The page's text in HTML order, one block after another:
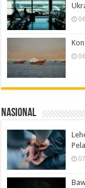
Nasional